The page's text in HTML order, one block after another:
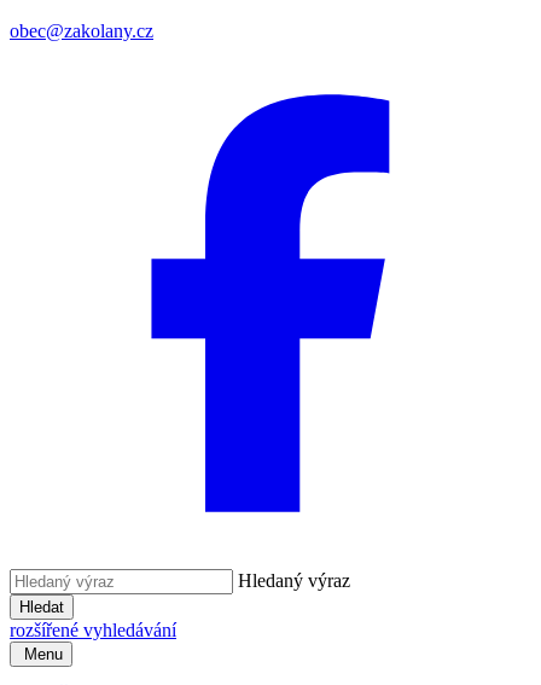
obec@zakolany.cz
Hledaný výraz
Hledat
rozšířené vyhledávání
Menu